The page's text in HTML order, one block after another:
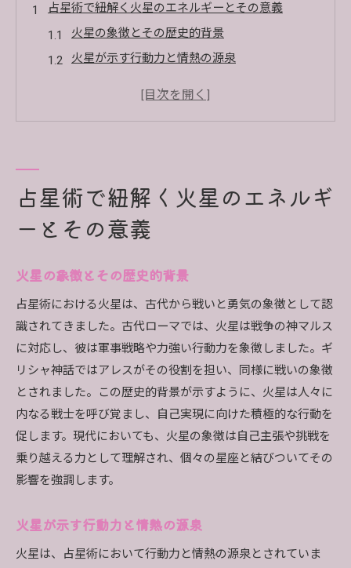
占星術で紐解く火星のエネルギーとその意義
火星の象徴とその歴史的背景
火星が示す行動力と情熱の源泉
る
太陽と火星の相互作用が意味するもの
火星と太陽が協調する時期の特徴
火星と太陽の配置が人生に与える変化
太陽のエネルギーを高める火星の役割
火星と太陽の調和を活かした運命の導き
日々の生活での火星の存在感を感じる
火星がもたらす日常の挑戦とチャンス
火星のエネルギーが仕事に与える影響
火星の影響を受ける健康とライフスタイル
日常生活で火星エネルギーを活かすヒント
行動力を引き出す火星の役割を占星術から学ぶ
占星術で紐解く火星のエネルギ
ーとその意義
火星の象徴とその歴史的背景
占星術における火星は、古代から戦いと勇気の象徴として認
識されてきました。古代ローマでは、火星は戦争の神マルス
に対応し、彼は軍事戦略や力強い行動力を象徴しました。ギ
リシャ神話ではアレスがその役割を担い、同様に戦いの象徴
とされました。この歴史的背景が示すように、火星は人々に
内なる戦士を呼び覚まし、自己実現に向けた積極的な行動を
促します。現代においても、火星の象徴は自己主張や挑戦を
乗り越える力として理解され、個々の星座と結びついてその
影響を強調します。
火星が示す行動力と情熱の源泉
火星は、占星術において行動力と情熱の源泉とされていま